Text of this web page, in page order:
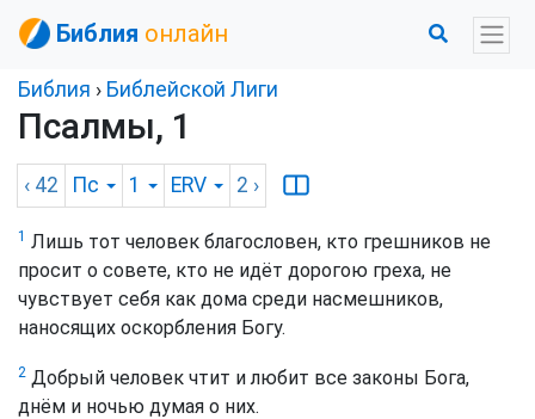
Библия онлайн
Библия › Библейской Лиги
Псалмы, 1
‹ 42 Пс 1 ERV 2 ›
1 Лишь тот человек благословен, кто грешников не
просит о совете, кто не идёт дорогою греха, не
чувствует себя как дома среди насмешников,
наносящих оскорбления Богу.
2 Добрый человек чтит и любит все законы Бога,
днём и ночью думая о них.